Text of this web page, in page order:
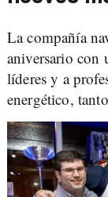
La compañía
aniversario con
líderes y a
energético,